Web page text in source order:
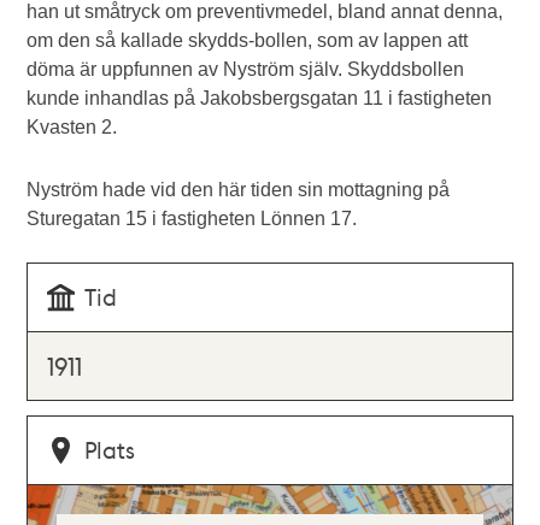
han ut småtryck om preventivmedel, bland annat denna,
om den så kallade skydds-bollen, som av lappen att
döma är uppfunnen av Nyström själv. Skyddsbollen
kunde inhandlas på Jakobsbergsgatan 11 i fastigheten
Kvasten 2.
Nyström hade vid den här tiden sin mottagning på
Sturegatan 15 i fastigheten Lönnen 17.
Tid
1911
Plats